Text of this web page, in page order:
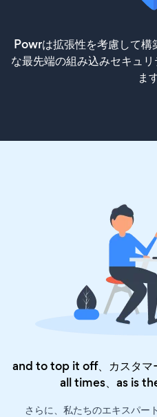
Powrは拡張性を考慮して構
な最先端の組み込みセキュ
ま
and to top it off、カスタマ
all times、as is
さらに、私たちのエキスパー